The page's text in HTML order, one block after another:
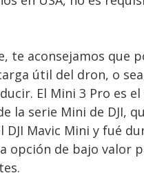
te aconsejamos que
útil del dron, o
El Mini 3 Pro es
la serie Mini de DJI,
DJI Mavic Mini y fué
opción de bajo valor